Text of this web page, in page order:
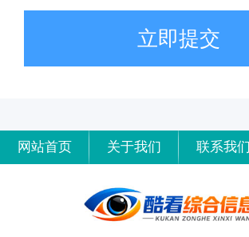
立即提交
网站首页 关于我们 联系我们